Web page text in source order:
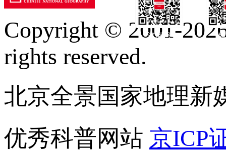
订阅号
Copyright © 2001-
rights reserved.
北京全景国家地理新
优秀科普网站 京ICP